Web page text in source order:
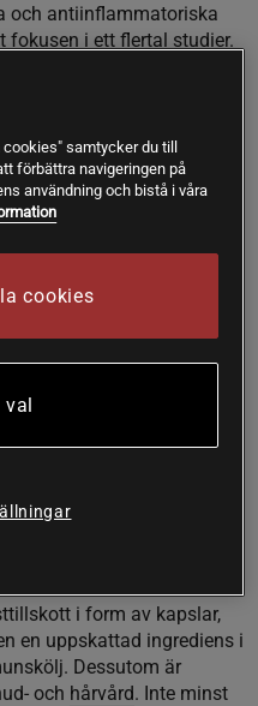
och antiinflammatoriska
fokusen i ett flertal studier.
och de regenerativa
återbilda vävnad (3).
genom tiderna
långt tillbaka i tiden.
primära ingrediensen i
propolis, olibanum,
bölder och sår, för att
läkningsprocessen.
i sina skrifter (4).
i form av kapslar,
en uppskattad ingrediens i
Dessutom är
och hårvård. Inte minst
samtycker du till
förbättra navigeringen på
användning och bistå i våra
cookies
val